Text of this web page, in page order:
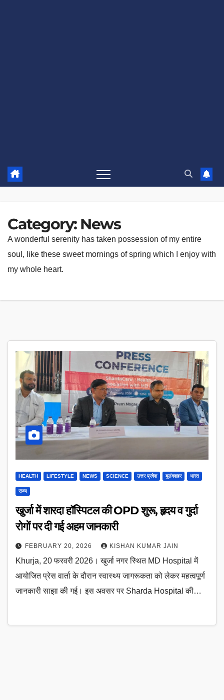
Category: News
A wonderful serenity has taken possession of my entire
soul, like these sweet mornings of spring which I enjoy with
my whole heart.
HEALTH LIFESTYLE NEWS SCIENCE उत्तर प्रदेश बुलंदशहर भारत
राज्य
खुर्जा में शारदा हॉस्पिटल की OPD शुरू, हृदय व गुर्दा
रोगों पर दी गई अहम जानकारी
FEBRUARY 20, 2026 KISHAN KUMAR JAIN
Khurja, 20 फरवरी 2026। खुर्जा नगर स्थित MD Hospital में
आयोजित प्रेस वार्ता के दौरान स्वास्थ्य जागरूकता को लेकर महत्वपूर्ण
जानकारी साझा की गई। इस अवसर पर Sharda Hospital की…